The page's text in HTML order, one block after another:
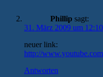
Phillip sagt:
31. März 2009 um
neuer link:
http://
Antworten